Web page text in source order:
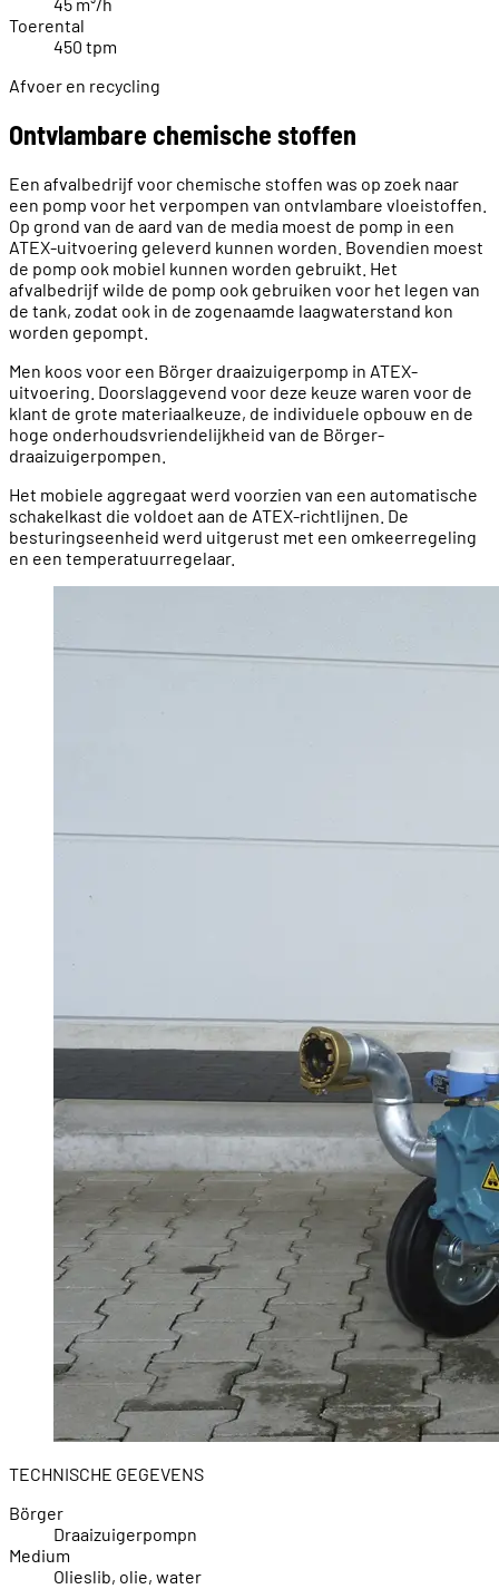
45 m³/h
Toerental
450 tpm
Afvoer en recycling
Ontvlambare chemische stoffen
Een afvalbedrijf voor chemische stoffen was op zoek naar
een pomp voor het verpompen van ontvlambare vloeistoffen.
Op grond van de aard van de media moest de pomp in een
ATEX-uitvoering geleverd kunnen worden. Bovendien moest
de pomp ook mobiel kunnen worden gebruikt. Het
afvalbedrijf wilde de pomp ook gebruiken voor het legen van
de tank, zodat ook in de zogenaamde laagwaterstand kon
worden gepompt.
Men koos voor een Börger draaizuigerpomp in ATEX-
uitvoering. Doorslaggevend voor deze keuze waren voor de
klant de grote materiaalkeuze, de individuele opbouw en de
hoge onderhoudsvriendelijkheid van de Börger-
draaizuigerpompen.
Het mobiele aggregaat werd voorzien van een automatische
schakelkast die voldoet aan de ATEX-richtlijnen. De
besturingseenheid werd uitgerust met een omkeerregeling
en een temperatuurregelaar.
TECHNISCHE GEGEVENS
Börger
Draaizuigerpompn
Medium
Olieslib, olie, water